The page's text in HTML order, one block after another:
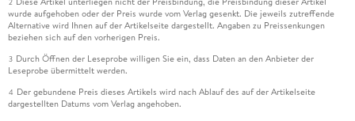
wurde aufgehoben oder der Preis wurde vom Verlag gesenkt. Die jeweils zutreffende
Alternative wird Ihnen auf der Artikelseite dargestellt. Angaben zu Preissenkungen
beziehen sich auf den vorherigen Preis.
3 Durch Öffnen der Leseprobe willigen Sie ein, dass Daten an den Anbieter der
Leseprobe übermittelt werden.
4 Der gebundene Preis dieses Artikels wird nach Ablauf des auf der Artikelseite
dargestellten Datums vom Verlag angehoben.